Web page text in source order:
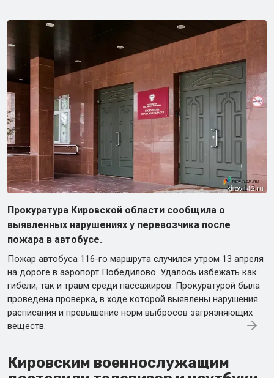
Прокуратура Кировской области сообщила о
выявленных нарушениях у перевозчика после
пожара в автобусе.
Пожар автобуса 116-го маршрута случился утром 13 апреля
на дороге в аэропорт Победилово. Удалось избежать как
гибели, так и травм среди пассажиров. Прокуратурой была
проведена проверка, в ходе которой выявлены нарушения
расписания и превышение норм выбросов загрязняющих
веществ.
Кировским военнослужащим